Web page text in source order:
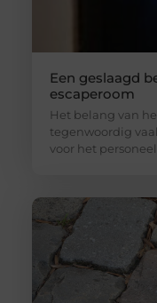
Een geslaagd
escaperoom
Het belang van
tegenwoordig
voor het